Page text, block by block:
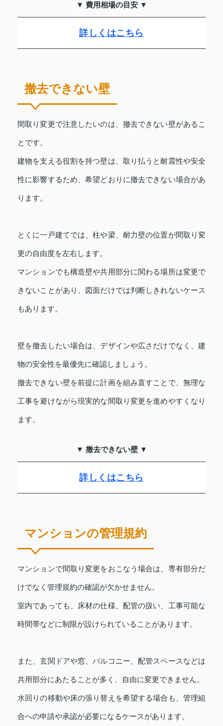
▼ 費用相場の目安 ▼
詳しくはこちら
撤去できない壁
間取り変更で注意したいのは、撤去できない壁があるこ
とです。
建物を支える役割を持つ壁は、取り払うと耐震性や安全
性に影響するため、希望どおりに撤去できない場合があ
ります。
とくに一戸建てでは、柱や梁、耐力壁の位置が間取り変
更の自由度を左右します。
マンションでも構造壁や共用部分に関わる場所は変更で
きないことがあり、図面だけでは判断しきれないケース
もあります。
壁を撤去したい場合は、デザインや広さだけでなく、建
物の安全性を最優先に確認しましょう。
撤去できない壁を前提に計画を組み直すことで、無理な
工事を避けながら現実的な間取り変更を進めやすくなり
ます。
▼ 撤去できない壁 ▼
詳しくはこちら
マンションの管理規約
マンションで間取り変更をおこなう場合は、専有部分だ
けでなく管理規約の確認が欠かせません。
室内であっても、床材の仕様、配管の扱い、工事可能な
時間帯などに制限が設けられていることがあります。
また、玄関ドアや窓、バルコニー、配管スペースなどは
共用部分にあたることが多く、自由に変更できません。
水回りの移動や床の張り替えを希望する場合も、管理組
合への申請や承認が必要になるケースがあります。